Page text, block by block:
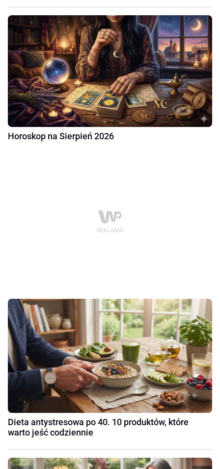
Horoskop na Sierpień 2026
Dieta antystresowa po 40. 10 produktów, które
warto jeść codziennie